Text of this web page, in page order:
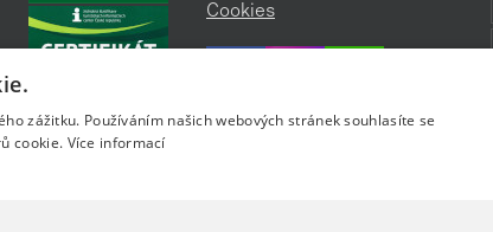
Cookies
zážitku. Používáním našich webových stránek souhlasíte se
cookie. Více informací